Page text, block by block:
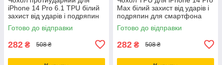
iPhone 14 Pro 6.1 TPU білий
захист від ударів і подряпин
Готово до відправки
282 ₴ 508 ₴
Max білий захист від ударів і
подряпин для смартфона
Готово до відправки
282 ₴ 508 ₴